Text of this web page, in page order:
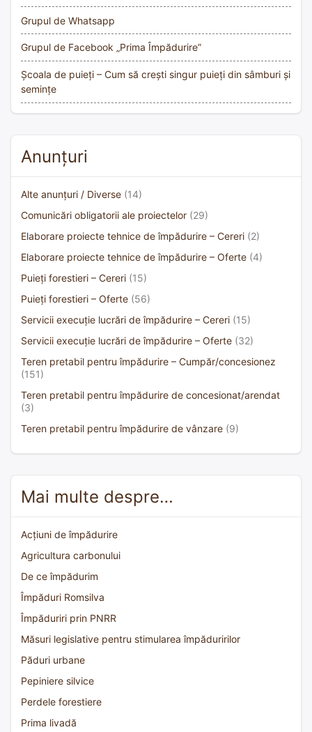
Grupul de Whatsapp
Grupul de Facebook „Prima Împădurire”
Școala de puieți – Cum să crești singur puieți din sâmburi și
semințe
Anunțuri
Alte anunțuri / Diverse (14)
Comunicări obligatorii ale proiectelor (29)
Elaborare proiecte tehnice de împădurire – Cereri (2)
Elaborare proiecte tehnice de împădurire – Oferte (4)
Puieți forestieri – Cereri (15)
Puieți forestieri – Oferte (56)
Servicii execuție lucrări de împădurire – Cereri (15)
Servicii execuție lucrări de împădurire – Oferte (32)
Teren pretabil pentru împădurire – Cumpăr/concesionez
(151)
Teren pretabil pentru împădurire de concesionat/arendat
(3)
Teren pretabil pentru împădurire de vânzare (9)
Mai multe despre…
Acțiuni de împădurire
Agricultura carbonului
De ce împădurim
Împăduri Romsilva
Împăduriri prin PNRR
Măsuri legislative pentru stimularea împăduririlor
Păduri urbane
Pepiniere silvice
Perdele forestiere
Prima livadă